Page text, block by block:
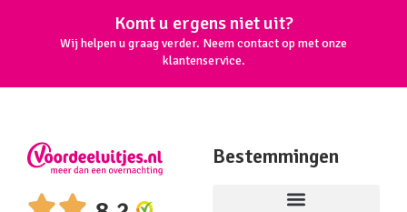
Komt u ergens niet uit?
Wij helpen u graag verder. Neem contact op met onze
klantenservice.
Bestemmingen